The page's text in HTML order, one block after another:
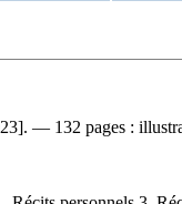
— 132 pages :